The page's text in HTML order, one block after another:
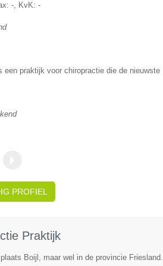
-, KvK: -
een praktijk voor chiropractie die de nieuwste
PROFIEL
Praktijk
Boijl, maar wel in de provincie Friesland.